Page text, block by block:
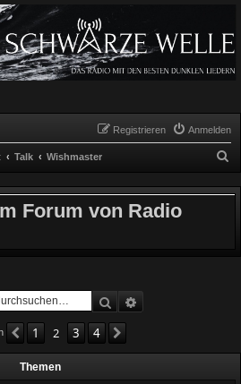
Anmelden
Registrieren
Talk Wishmaster
c
Forum von Radio
Suche
Vorherige
1 2 3 4
Themen